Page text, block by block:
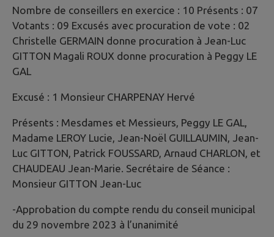
Nombre de conseillers en exercice : 10 Présents : 07
Votants : 09 Excusés avec procuration de vote : 02
Christelle GERMAIN donne procuration à Jean-Luc
GITTON Magali ROUX donne procuration à Peggy LE
GAL
Excusé : 1 Monsieur CHARPENAY Hervé
Présents : Mesdames et Messieurs, Peggy LE GAL,
Madame LEROY Lucie, Jean-Noël GUILLAUMIN, Jean-
Luc GITTON, Patrick FOUSSARD, Arnaud CHARLON, et
CHAUDEAU Jean-Marie. Secrétaire de Séance :
Monsieur GITTON Jean-Luc
-Approbation du compte rendu du conseil municipal
du 29 novembre 2023 à l’unanimité